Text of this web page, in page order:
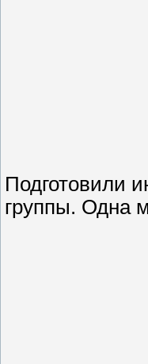
Подготовили
группы. Одна